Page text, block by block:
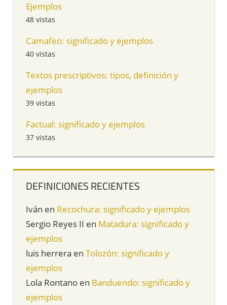
Ejemplos
48 vistas
Camafeo: significado y ejemplos
40 vistas
Textos prescriptivos: tipos, definición y
ejemplos
39 vistas
Factual: significado y ejemplos
37 vistas
DEFINICIONES RECIENTES
Iván en Recochura: significado y ejemplos
Sergio Reyes II en Matadura: significado y
ejemplos
luis herrera en Tolozón: significado y
ejemplos
Lola Rontano en Banduendo: significado y
ejemplos